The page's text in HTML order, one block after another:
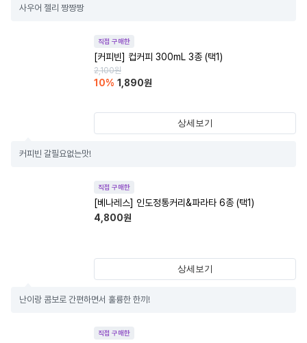
사우어 젤리 짱짱짱
직접 구매한
[커피빈] 컵커피 300mL 3종 (택1)
2,100원
10% 1,890원
상세보기
커피빈 갈필요없는맛!
직접 구매한
[베나레스] 인도정통커리&파라타 6종 (택1)
4,800원
상세보기
난이랑 콤보로 간편하면서 훌륭한 한끼!
직접 구매한